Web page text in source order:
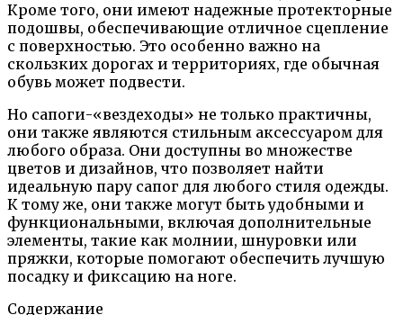
Кроме того, они имеют надежные протекторные
подошвы, обеспечивающие отличное сцепление
с поверхностью. Это особенно важно на
скользких дорогах и территориях, где обычная
обувь может подвести.
Но сапоги-«вездеходы» не только практичны,
они также являются стильным аксессуаром для
любого образа. Они доступны во множестве
цветов и дизайнов, что позволяет найти
идеальную пару сапог для любого стиля одежды.
К тому же, они также могут быть удобными и
функциональными, включая дополнительные
элементы, такие как молнии, шнуровки или
пряжки, которые помогают обеспечить лучшую
посадку и фиксацию на ноге.
Содержание